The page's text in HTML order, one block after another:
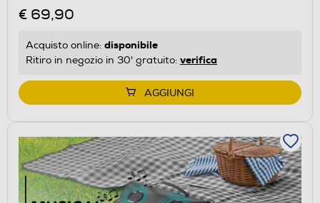
€ 69,90
Acquisto online: disponibile
Ritiro in negozio in 30' gratuito: verifica
AGGIUNGI